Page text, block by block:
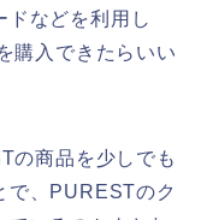
ドなどを利用し
購入できたらいい
の商品を少しでも
で、PURESTのク